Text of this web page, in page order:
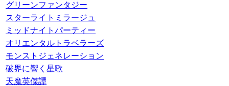
グリーンファンタジー
スターライトミラージュ
ミッドナイトパーティー
オリエンタルトラベラーズ
モンストジェネレーション
破界に響く星歌
天魔英傑譚